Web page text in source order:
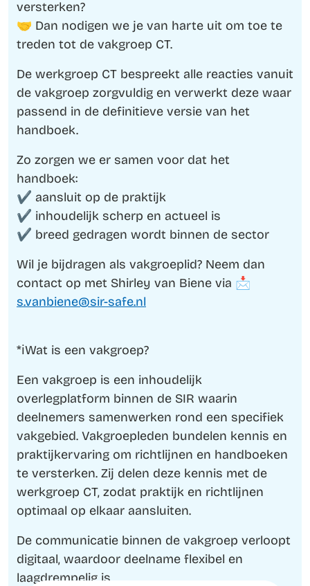
versterken?
🤝 Dan nodigen we je van harte uit om toe te
treden tot de vakgroep CT.
De werkgroep CT bespreekt alle reacties vanuit
de vakgroep zorgvuldig en verwerkt deze waar
passend in de definitieve versie van het
handboek.
Zo zorgen we er samen voor dat het
handboek:
✔️ aansluit op de praktijk
✔️ inhoudelijk scherp en actueel is
✔️ breed gedragen wordt binnen de sector
Wil je bijdragen als vakgroeplid? Neem dan
contact op met Shirley van Biene via 📩
s.vanbiene@sir-safe.nl
*ℹ️Wat is een vakgroep?
Een vakgroep is een inhoudelijk
overlegplatform binnen de SIR waarin
deelnemers samenwerken rond een specifiek
vakgebied. Vakgroepleden bundelen kennis en
praktijkervaring om richtlijnen en handboeken
te versterken. Zij delen deze kennis met de
werkgroep CT, zodat praktijk en richtlijnen
optimaal op elkaar aansluiten.
De communicatie binnen de vakgroep verloopt
digitaal, waardoor deelname flexibel en
laagdrempelig is.